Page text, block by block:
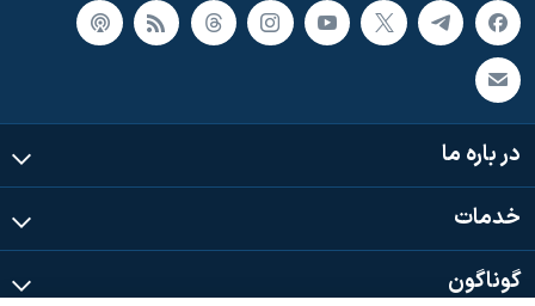
در باره ما
خدمات
گوناگون